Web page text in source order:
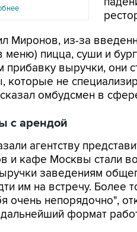
Миронов, из-за
меню) пицца, суши и
прибавку выручки, они
которые не
омбудсмен в
с арендой
агентству
и кафе Москвы стали
заведениям
им на встречу. Более
очень непорядочно",
формат